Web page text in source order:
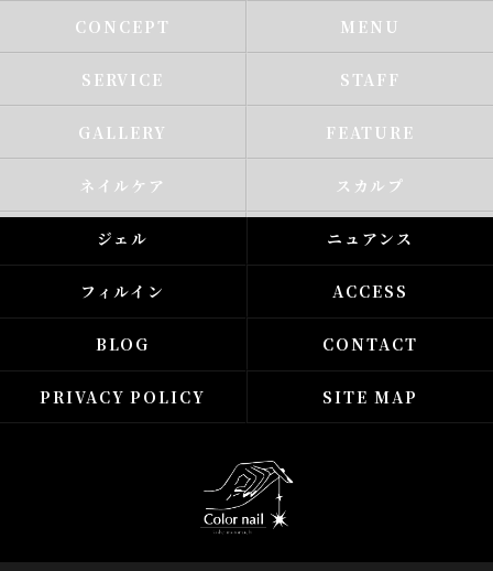
CONCEPT MENU
SERVICE STAFF
GALLERY FEATURE
ネイルケア スカルプ
ジェル ニュアンス
フィルイン ACCESS
BLOG CONTACT
PRIVACY POLICY SITE MAP